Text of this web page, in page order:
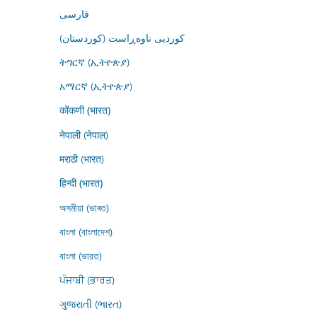
فارسى
کوردیی ناوەڕاست (کوردستان)
ትግርኛ (ኢትዮጵያ)
አማርኛ (ኢትዮጵያ)
कोंकणी (भारत)
नेपाली (नेपाल)
मराठी (भारत)
हिन्दी (भारत)
অসমীয়া (ভাৰত)
বাংলা (বাংলাদেশ)
বাংলা (ভারত)
ਪੰਜਾਬੀ (ਭਾਰਤ)
ગુજરાતી (ભારત)